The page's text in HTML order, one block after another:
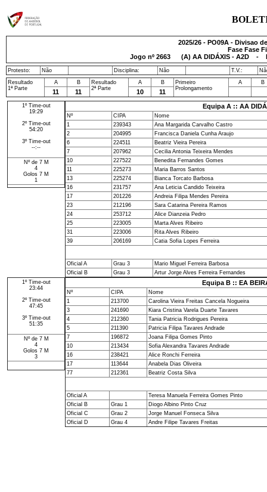
2025/26 - PO09A - Divisao
Fase Fase
Jogo nº 2663 (A) AA DIDÁXIS - A2D -
Protesto: Não Disciplina: Não T.V.:
Resultado
1ª Parte
A B
Resultado
2ª Parte
A B
Primeiro
Prolongamento
A B
11 11 10 11
1º Time-out
19:29
2º Time-out
54:20
3º Time-out
--:--
Nº de 7 M
4
Golos 7 M
1
Equipa A :: AA
Nº CIPA
Nome
1
239343
Ana Margarida Carvalho Castro
2
204995
Francisca Daniela Cunha Araujo
6
224511
Beatriz Vieira Pereira
7
207962
Cecilia Antonia Teixeira Mendes
10
227522
Benedita Fernandes Gomes
11
225273
Maria Barros Santos
13
225274
Bianca Torcato Barbosa
16
231757
Ana Leticia Candido Teixeira
17
201226
Andreia Filipa Mendes Pereira
23
212196
Sara Catarina Pereira Ramos
24
253712
Alice Dianzeia Pedro
25
223005
Marta Alves Ribeiro
31
223006
Rita Alves Ribeiro
39
206169 Catia Sofia Lopes Ferreira
Oficial A Grau 3
Mario Miguel Ferreira Barbosa
Oficial B
Grau 3
Artur Jorge Alves Ferreira Fernandes
1º Time-out
23:44
2º Time-out
47:45
3º Time-out
51:35
Nº de 7 M
4
Golos 7 M
3
Equipa B :: EA
Nº CIPA
Nome
1
213700
Carolina Vieira Freitas Cancela Nogueira
3
241690
Kiara Cristina Varela Duarte Tavares
4
212360
Tania Patricia Rodrigues Pereira
5
211390
Patricia Filipa Tavares Andrade
7
196872
Joana Filipa Gomes Pinto
10
213434
Sofia Alexandra Tavares Andrade
16
238421
Alice Ronchi Ferreira
17
113644
Anabela Dias Oliveira
77
212361 Beatriz Costa Silva
Oficial A
Teresa Manuela Ferreira Gomes Pinto
Oficial B
Grau 1
Diogo Albino Pinto Cruz
Oficial C
Grau 2
Jorge Manuel Fonseca Silva
Oficial D
Grau 4 Andre Filipe Tavares Freitas